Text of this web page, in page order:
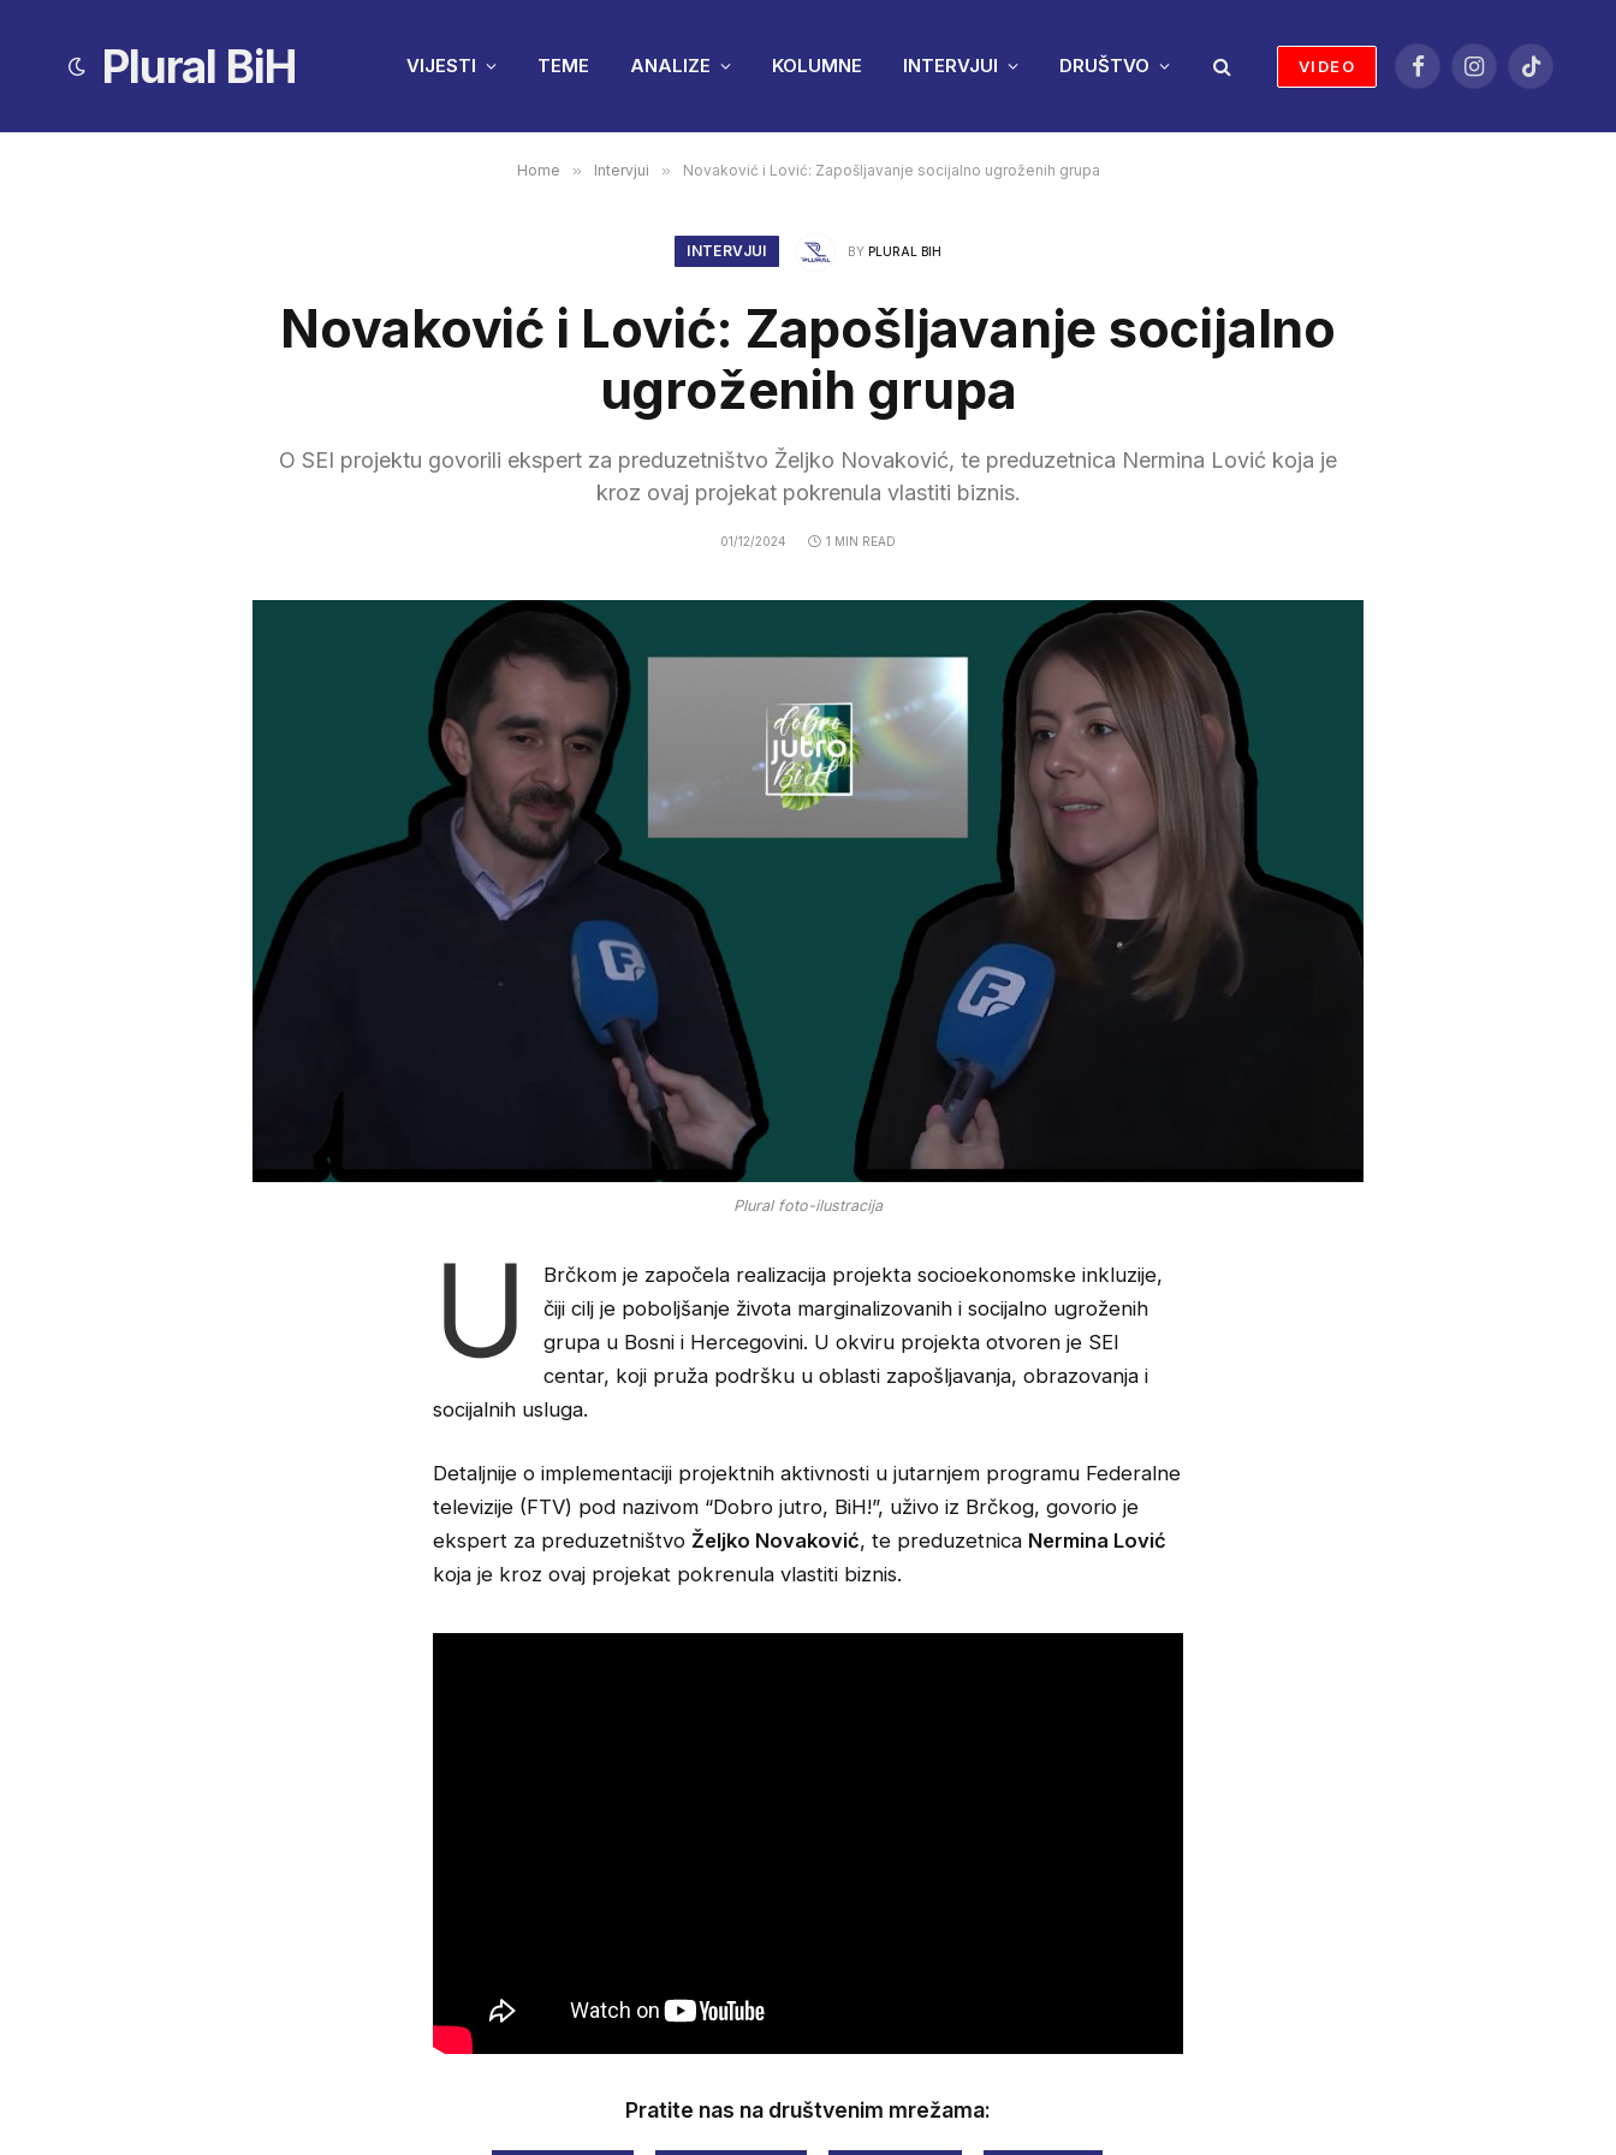
Plural BiH VIJESTI TEME ANALIZE KOLUMNE INTERVJUI DRUŠTVO VIDEO
FacebookInstagramTikTok
Home » Intervjui » Novaković i Lović: Zapošljavanje socijalno ugroženih grupa
INTERVJUI BY PLURAL BIH
Novaković i Lović: Zapošljavanje socijalno
ugroženih grupa
O SEI projektu govorili ekspert za preduzetništvo Željko Novaković, te preduzetnica Nermina Lović koja je
kroz ovaj projekat pokrenula vlastiti biznis.
01/12/2024 1 MIN READ
Plural foto-ilustracija
U
Brčkom je započela realizacija projekta socioekonomske inkluzije,
čiji cilj je poboljšanje života marginalizovanih i socijalno ugroženih
grupa u Bosni i Hercegovini. U okviru projekta otvoren je SEI
centar, koji pruža podršku u oblasti zapošljavanja, obrazovanja i
socijalnih usluga.
Detaljnije o implementaciji projektnih aktivnosti u jutarnjem programu Federalne
televizije (FTV) pod nazivom “Dobro jutro, BiH!”, uživo iz Brčkog, govorio je
ekspert za preduzetništvo Željko Novaković, te preduzetnica Nermina Lović
koja je kroz ovaj projekat pokrenula vlastiti biznis.
Pratite nas na društvenim mrežama: